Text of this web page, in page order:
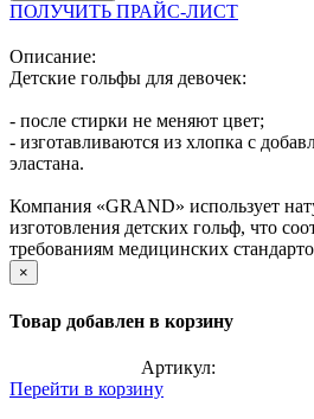
ПОЛУЧИТЬ ПРАЙС-ЛИСТ
Описание:
Детские гольфы для девочек:
- после стирки не меняют цвет;
- изготавливаются из хлопка с
эластана.
Компания «GRAND» использует
изготовления детских гольф, что
требованиям медицинских
×
Товар добавлен в корзину
Артикул:
Перейти в корзину